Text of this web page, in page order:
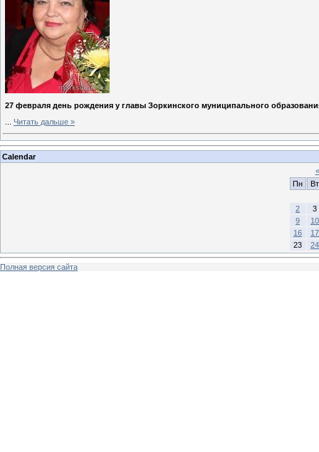
27 февраля день рождения у главы Зоркинского муниципального
Читать дальше »
Calendar
«
Пн
Вт
2
3
9
10
16
17
23
24
Полная версия сайта